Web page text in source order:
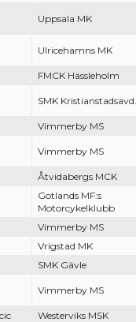
Uppsala MK
Ulricehamns MK
FMCK Hässleholm
SMK Kristianstadsavd.
Vimmerby MS
Vimmerby MS
Åtvidabergs MCK
Gotlands MF:s
Motorcykelklubb
Vimmerby MS
Vrigstad MK
SMK Gävle
Vimmerby MS
Westerviks MSK